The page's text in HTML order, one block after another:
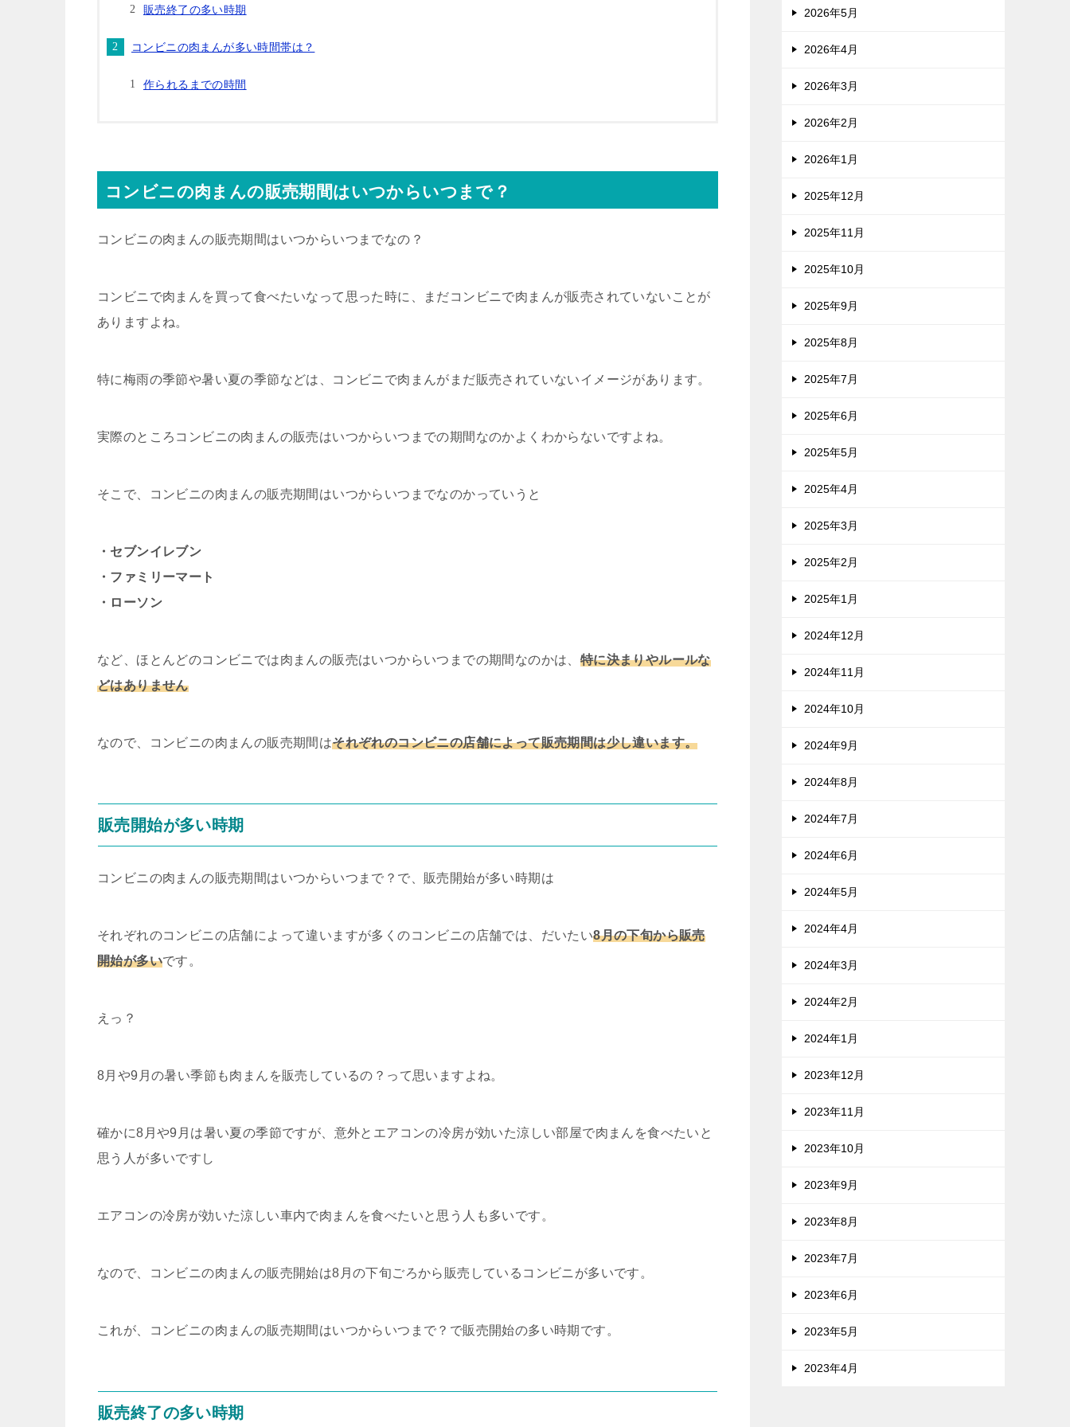
販売終了の多い時期
コンビニの肉まんが多い時間帯は？
作られるまでの時間
コンビニの肉まんの販売期間はいつからいつまで？
コンビニの肉まんの販売期間はいつからいつまでなの？
コンビニで肉まんを買って食べたいなって思った時に、まだコンビニで肉まんが販売されていないことが
ありますよね。
特に梅雨の季節や暑い夏の季節などは、コンビニで肉まんがまだ販売されていないイメージがあります。
実際のところコンビニの肉まんの販売はいつからいつまでの期間なのかよくわからないですよね。
そこで、コンビニの肉まんの販売期間はいつからいつまでなのかっていうと
・セブンイレブン
・ファミリーマート
・ローソン
など、ほとんどのコンビニでは肉まんの販売はいつからいつまでの期間なのかは、 特に決まりやルールな
どはありません
なので、コンビニの肉まんの販売期間はそれぞれのコンビニの店舗によって販売期間は少し違います。
販売開始が多い時期
コンビニの肉まんの販売期間はいつからいつまで？で、販売開始が多い時期は
それぞれのコンビニの店舗によって違いますが多くのコンビニの店舗では、だいたい8月の下旬から販売
開始が多いです。
えっ？
8月や9月の暑い季節も肉まんを販売しているの？って思いますよね。
確かに8月や9月は暑い夏の季節ですが、意外とエアコンの冷房が効いた涼しい部屋で肉まんを食べたいと
思う人が多いですし
エアコンの冷房が効いた涼しい車内で肉まんを食べたいと思う人も多いです。
なので、コンビニの肉まんの販売開始は8月の下旬ごろから販売しているコンビニが多いです。
これが、コンビニの肉まんの販売期間はいつからいつまで？で販売開始の多い時期です。
販売終了の多い時期
2026年5月
2026年4月
2026年3月
2026年2月
2026年1月
2025年12月
2025年11月
2025年10月
2025年9月
2025年8月
2025年7月
2025年6月
2025年5月
2025年4月
2025年3月
2025年2月
2025年1月
2024年12月
2024年11月
2024年10月
2024年9月
2024年8月
2024年7月
2024年6月
2024年5月
2024年4月
2024年3月
2024年2月
2024年1月
2023年12月
2023年11月
2023年10月
2023年9月
2023年8月
2023年7月
2023年6月
2023年5月
2023年4月